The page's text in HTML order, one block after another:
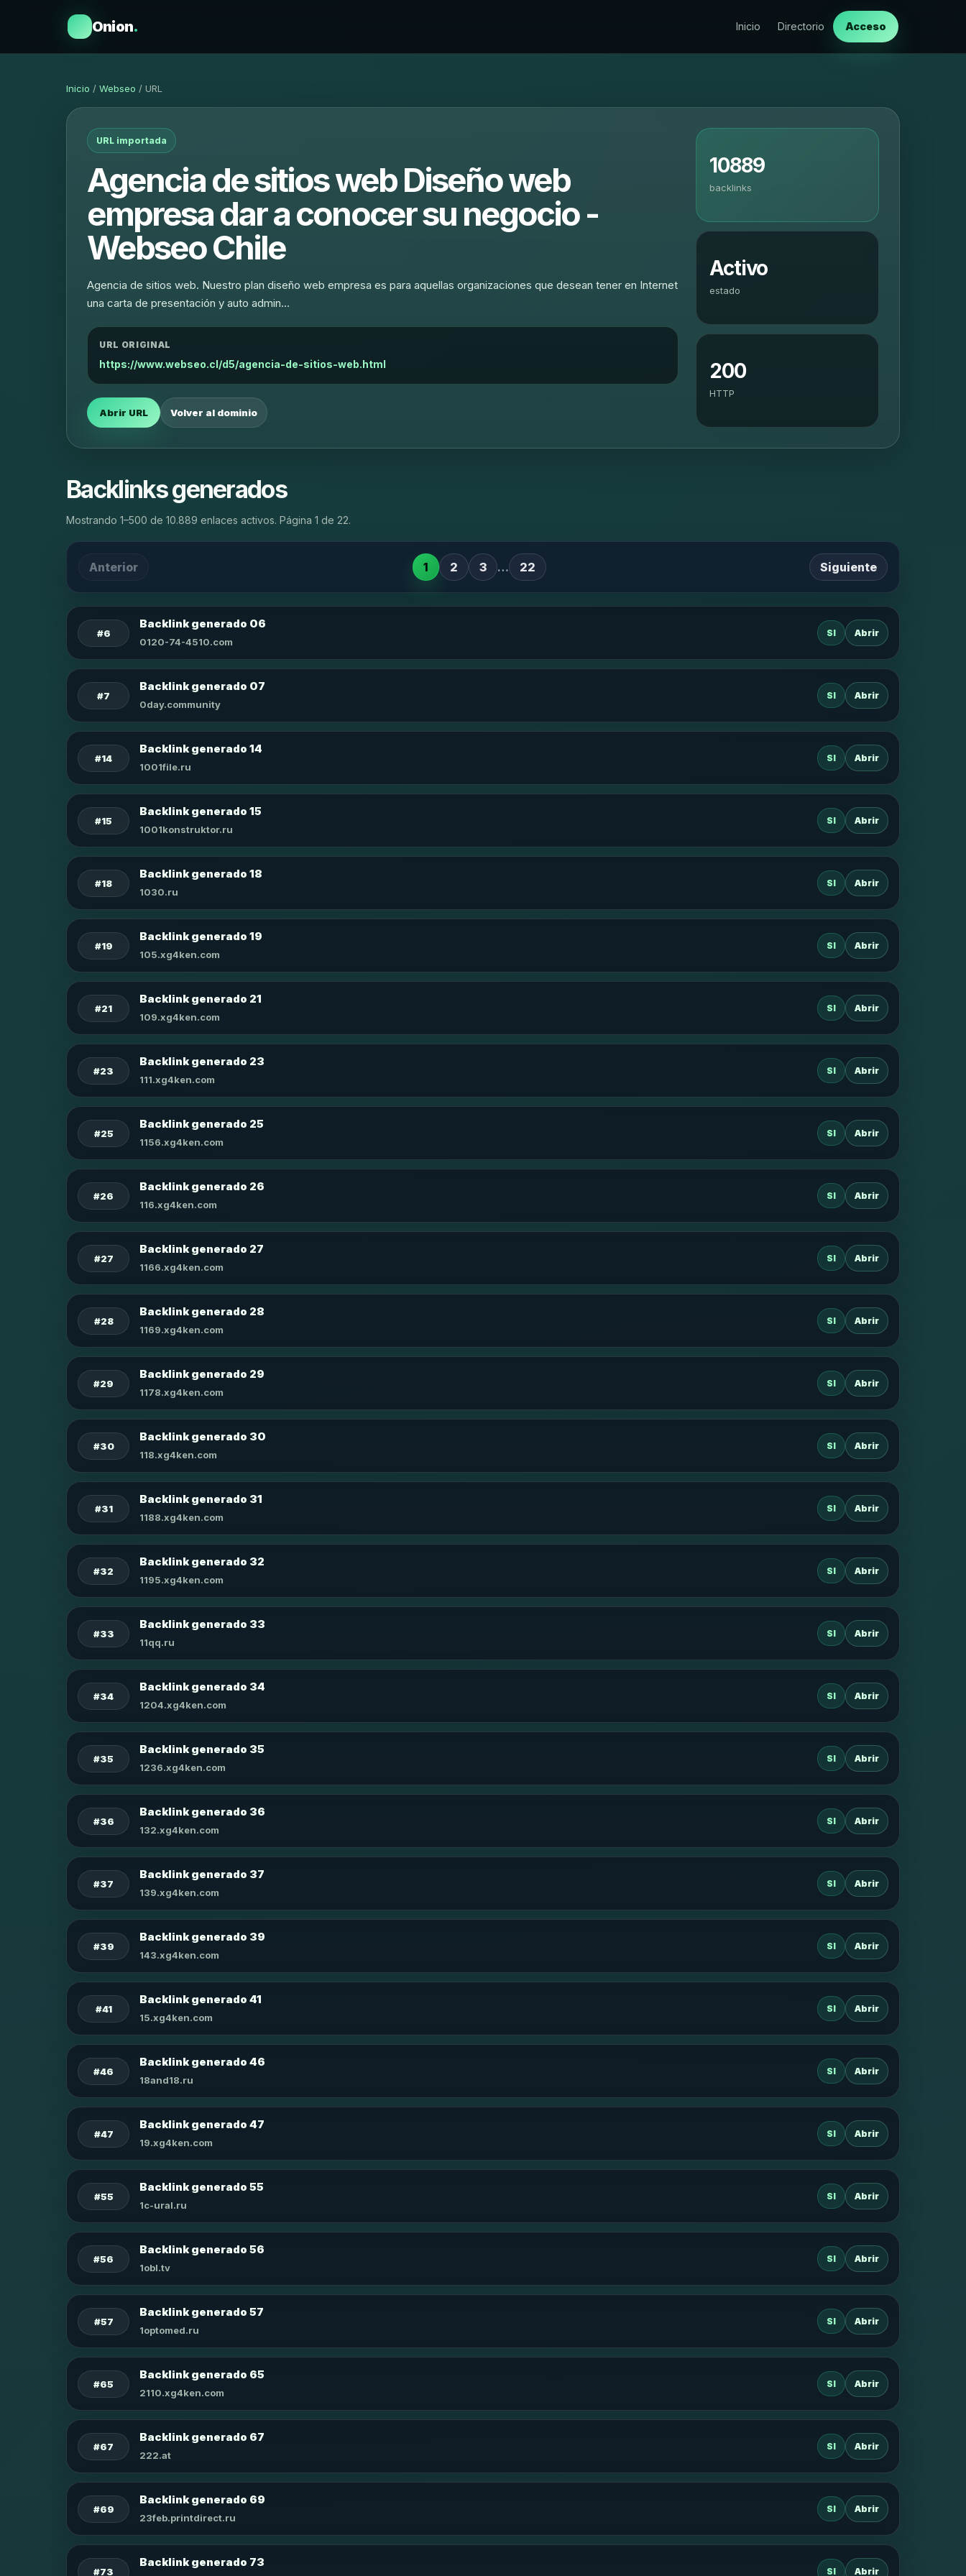
Onion. Inicio Directorio Acceso
Inicio / Webseo / URL
URL importada
Agencia de sitios web Diseño web
empresa dar a conocer su negocio -
Webseo Chile
Agencia de sitios web. Nuestro plan diseño web empresa es para aquellas organizaciones que desean tener en Internet
una carta de presentación y auto admin…
URL ORIGINAL
https://www.webseo.cl/d5/agencia-de-sitios-web.html
Abrir URL Volver al dominio
10889
backlinks
Activo
estado
200
HTTP
Backlinks generados
Mostrando 1–500 de 10.889 enlaces activos. Página 1 de 22.
Anterior 1 2 3 … 22 Siguiente
#6
Backlink generado 06
0120-74-4510.com
SI Abrir
#7
Backlink generado 07
0day.community
SI Abrir
#14
Backlink generado 14
1001file.ru
SI Abrir
#15
Backlink generado 15
1001konstruktor.ru
SI Abrir
#18
Backlink generado 18
1030.ru
SI Abrir
#19
Backlink generado 19
105.xg4ken.com
SI Abrir
#21
Backlink generado 21
109.xg4ken.com
SI Abrir
#23
Backlink generado 23
111.xg4ken.com
SI Abrir
#25
Backlink generado 25
1156.xg4ken.com
SI Abrir
#26
Backlink generado 26
116.xg4ken.com
SI Abrir
#27
Backlink generado 27
1166.xg4ken.com
SI Abrir
#28
Backlink generado 28
1169.xg4ken.com
SI Abrir
#29
Backlink generado 29
1178.xg4ken.com
SI Abrir
#30
Backlink generado 30
118.xg4ken.com
SI Abrir
#31
Backlink generado 31
1188.xg4ken.com
SI Abrir
#32
Backlink generado 32
1195.xg4ken.com
SI Abrir
#33
Backlink generado 33
11qq.ru
SI Abrir
#34
Backlink generado 34
1204.xg4ken.com
SI Abrir
#35
Backlink generado 35
1236.xg4ken.com
SI Abrir
#36
Backlink generado 36
132.xg4ken.com
SI Abrir
#37
Backlink generado 37
139.xg4ken.com
SI Abrir
#39
Backlink generado 39
143.xg4ken.com
SI Abrir
#41
Backlink generado 41
15.xg4ken.com
SI Abrir
#46
Backlink generado 46
18and18.ru
SI Abrir
#47
Backlink generado 47
19.xg4ken.com
SI Abrir
#55
Backlink generado 55
1c-ural.ru
SI Abrir
#56
Backlink generado 56
1obl.tv
SI Abrir
#57
Backlink generado 57
1optomed.ru
SI Abrir
#65
Backlink generado 65
2110.xg4ken.com
SI Abrir
#67
Backlink generado 67
222.at
SI Abrir
#69
Backlink generado 69
23feb.printdirect.ru
SI Abrir
#73
Backlink generado 73
SI Abrir